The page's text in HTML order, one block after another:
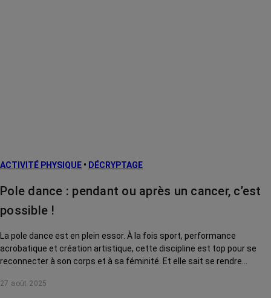
ACTIVITÉ PHYSIQUE • DÉCRYPTAGE
Pole dance : pendant ou après un cancer, c’est
possible !
La pole dance est en plein essor. À la fois sport, performance
acrobatique et création artistique, cette discipline est top pour se
reconnecter à son corps et à sa féminité. Et elle sait se rendre
Démonstration.
27 août 2025